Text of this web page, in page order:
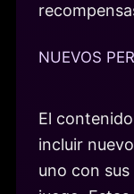
NUEVOS
El
incluir
uno con